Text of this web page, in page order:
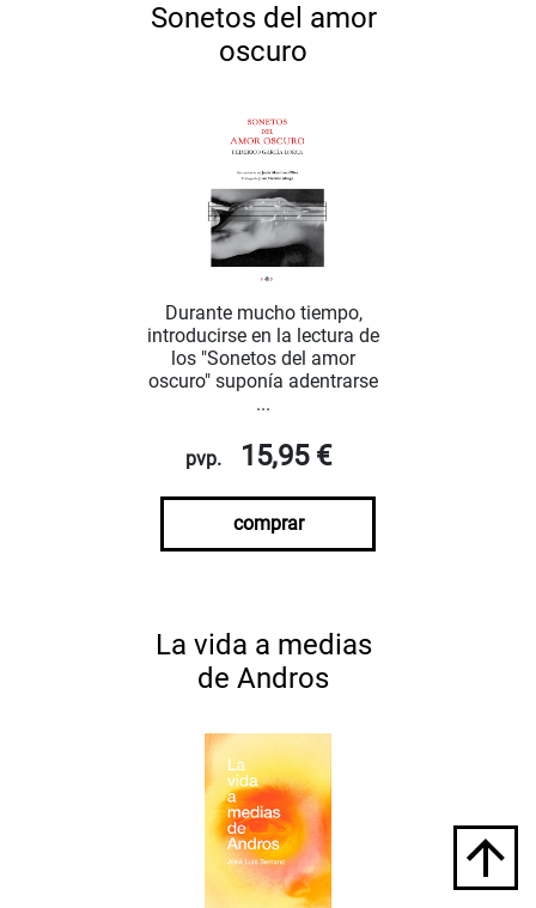
Sonetos del amor
oscuro
Durante mucho tiempo,
introducirse en la lectura de
los "Sonetos del amor
oscuro" suponía adentrarse
...
pvp. 15,95 €
comprar
La vida a medias
de Andros